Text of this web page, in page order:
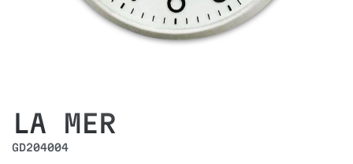
LA MER
GD204004